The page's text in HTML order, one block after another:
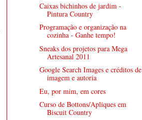
Caixas bichinhos de jardim -
Pintura Country
Programação e organização na
cozinha - Ganhe tempo!
Sneaks dos projetos para Mega
Artesanal 2011
Google Search Images e créditos de
imagem e autoria
Eu, por mim, em cores
Curso de Bottons/Apliques em
Biscuit Country